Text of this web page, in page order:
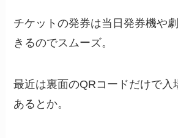
チケットの発券は当日発券機や
きるのでスムーズ。
最近は裏面のQRコードだけで入
あるとか。